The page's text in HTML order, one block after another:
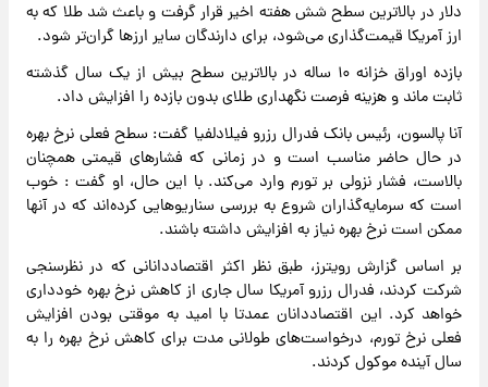
دلار در بالاترین سطح شش هفته اخیر قرار گرفت و باعث شد طلا که به
ارز آمریکا قیمت‌گذاری می‌شود، برای دارندگان سایر ارزها گران‌تر شود.
بازده اوراق خزانه ۱۰ ساله در بالاترین سطح بیش از یک سال گذشته
ثابت ماند و هزینه فرصت نگهداری طلای بدون بازده را افزایش داد.
آنا پالسون، رئیس بانک فدرال رزرو فیلادلفیا گفت: سطح فعلی نرخ بهره
در حال حاضر مناسب است و در زمانی که فشارهای قیمتی همچنان
بالاست، فشار نزولی بر تورم وارد می‌کند. با این حال، او گفت : خوب
است که سرمایه‌گذاران شروع به بررسی سناریوهایی کرده‌اند که در آنها
ممکن است نرخ‌ بهره نیاز به افزایش داشته باشند.
بر اساس گزارش رویترز، طبق نظر اکثر اقتصاددانانی که در نظرسنجی
شرکت کردند، فدرال رزرو آمریکا سال جاری از کاهش نرخ‌ بهره خودداری
خواهد کرد. این اقتصاددانان عمدتا با امید به موقتی بودن افزایش
فعلی نرخ تورم، درخواست‌های طولانی مدت برای کاهش نرخ‌ بهره را به
سال آینده موکول کردند.